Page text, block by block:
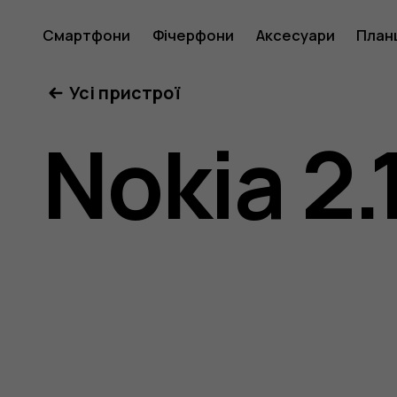
Nokia
Смартфони Фічерфони Аксесуари
Усі пристрої
Nokia